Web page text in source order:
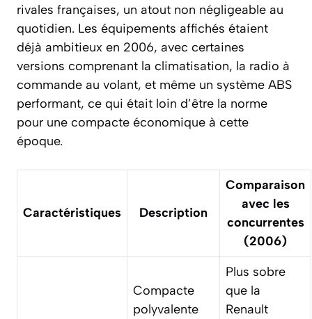
rivales françaises, un atout non négligeable au
quotidien. Les équipements affichés étaient
déjà ambitieux en 2006, avec certaines
versions comprenant la climatisation, la radio à
commande au volant, et même un système ABS
performant, ce qui était loin d’être la norme
pour une compacte économique à cette
époque.
Caractéristiques Description
Comparaison
avec les
concurrentes
(2006)
Compacte
polyvalente
Plus sobre
que la
Renault